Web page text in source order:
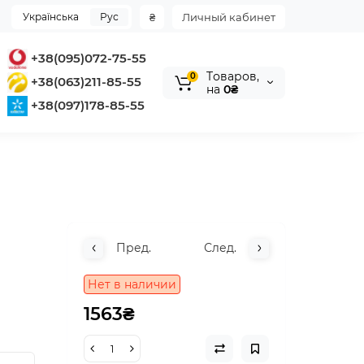
Личный кабинет
₴
Українська Рус
+38(095)072-75-55
+38(063)211-85-55
+38(097)178-85-55
0
Tоваров,
на 0₴
Пред. След.
Нет в наличии
1563₴